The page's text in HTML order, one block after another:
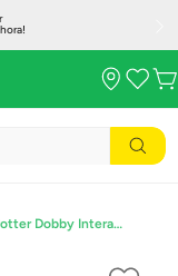
Harry Potter Dobby Interactivo con Sonidos y movimientos